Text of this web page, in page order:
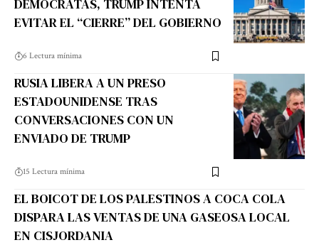
DEMÓCRATAS, TRUMP INTENTA
EVITAR EL “CIERRE” DEL GOBIERNO
6 Lectura mínima
RUSIA LIBERA A UN PRESO
ESTADOUNIDENSE TRAS
CONVERSACIONES CON UN
ENVIADO DE TRUMP
15 Lectura mínima
EL BOICOT DE LOS PALESTINOS A COCA COLA
DISPARA LAS VENTAS DE UNA GASEOSA LOCAL
EN CISJORDANIA